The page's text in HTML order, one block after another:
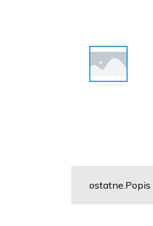
ostatne.Popis